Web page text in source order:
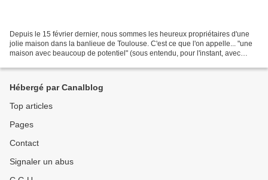
Depuis le 15 février dernier, nous sommes les heureux propriétaires d'une
jolie maison dans la banlieue de Toulouse. C'est ce que l'on appelle... "une
maison avec beaucoup de potentiel" (sous entendu, pour l'instant, avec
Hébergé par Canalblog
Top articles
Pages
Contact
Signaler un abus